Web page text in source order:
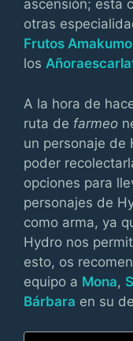
ascensión; esta
otras
Frutos Amakumo
los
A la hora de
ruta de farmeo
un personaje de
poder
opciones para
personajes de
como arma, ya
Hydro nos
esto, os
equipo a Mona,
Bárbara en su